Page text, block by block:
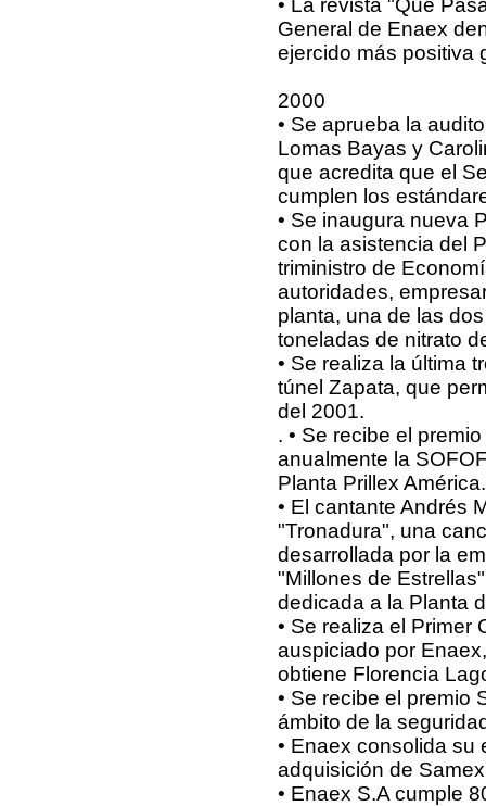
General de Enaex
ejercido más positiva
2000
• Se aprueba la
Lomas Bayas y
que acredita que el
cumplen los
• Se inaugura nueva
con la asistencia del
triministro de
autoridades,
planta, una de las
toneladas de nitrato
• Se realiza la última
túnel Zapata, que
del 2001.
. • Se recibe el
anualmente la
Planta Prillex América.
• El cantante Andrés
"Tronadura", una
desarrollada por la
"Millones de
dedicada a la Planta
• Se realiza el Primer
auspiciado por
obtiene Florencia
• Se recibe el premio
ámbito de la
• Enaex consolida su
adquisición de
• Enaex S.A cumple